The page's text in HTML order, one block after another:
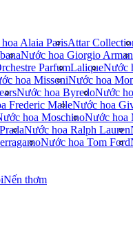
Alaia ParisAttar
Nước hoa Giorgio
ParfumLaliqueNước
hoa MissoniNước hoa
Nước hoa ByredoNước
Frederic MalleNước hoa
hoa MoschinoNước hoa
Nước hoa Ralph Lauren
Nước hoa Tom Ford
Nến thơm